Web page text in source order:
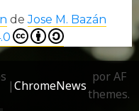
deJose M. Bazán
|ChromeNews
por AF
themes.